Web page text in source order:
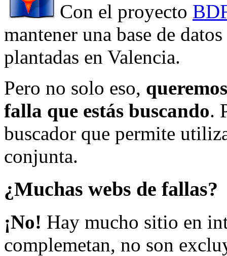
Con el proyecto
mantener una base de
plantadas en Valencia.
Pero no solo eso,
falla que estás buscando.
buscador que permite
conjunta.
¿Muchas webs de fallas?
¡No! Hay mucho sitio en
complemetan, no son